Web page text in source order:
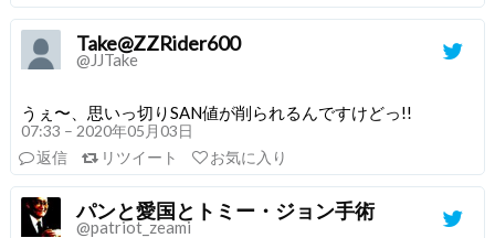
Take@ZZRider600
@JJTake
うぇ〜、思いっ切りSAN値が削られるんですけどっ!!
07:33 – 2020年05月03日
返信
リツイート お気に入り
パンと愛国とトミー・ジョン手術
@patriot_zeami